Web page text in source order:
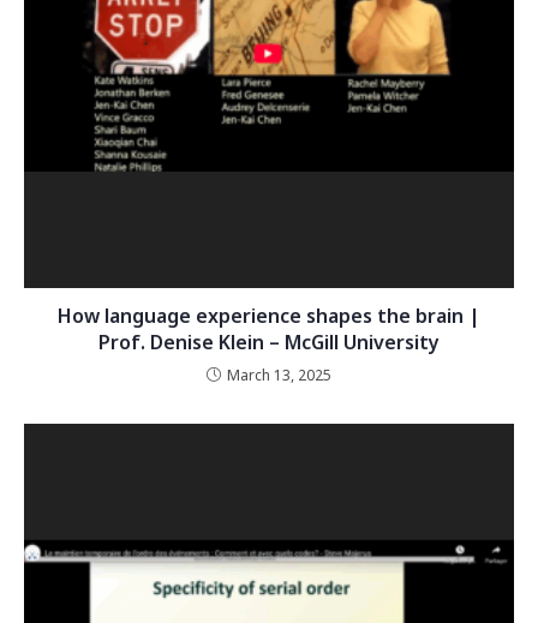
How language experience shapes the brain |
Prof. Denise Klein – McGill University
March 13, 2025